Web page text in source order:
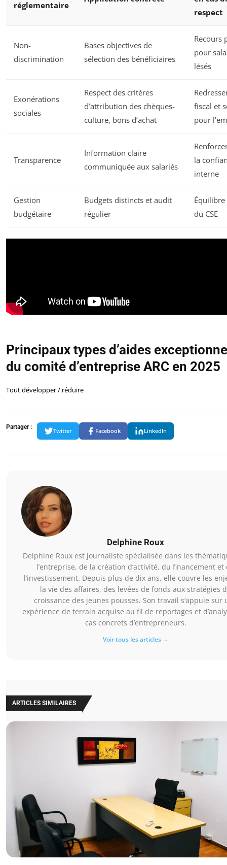
réglementaire
respect
Non-
discrimination
Bases objectives de
sélection des bénéficiaires
Recours
pour
lésés
Exonérations
sociales
Respect des critères
d’attribution des chèques-
culture, bons d’achat
fiscal et
pour
Transparence
Information claire
communiquée aux salariés
la
interne
Gestion
budgétaire
Budgets distincts et audit
régulier
du CSE
Principaux types d’aides
du comité d’entreprise ARC en 2025
Tout développer / réduire
Partager :
Twitter Facebook LinkedIn
Delphine Roux
Delphine Roux est journaliste spécialisée dans les
l’entreprise, de la création d’activité, du financement et
l’investissement. Depuis plus de dix ans, elle couvre les
la vie des affaires, des levées de fonds aux stratégies
croissance des jeunes pousses. Son travail s’appuie sur
expérience de terrain acquise au fil de reportages et
cas concrets d’entrepreneurs.
Voir tous les articles →
ARTICLES SIMILAIRES